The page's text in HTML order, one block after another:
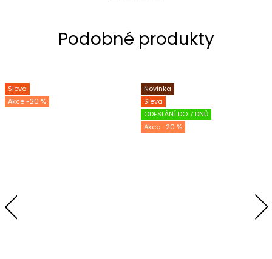
Sleva
-20 %
Novinka
Sleva
ODESLÁNÍ DO 7 DNŮ
-20 %